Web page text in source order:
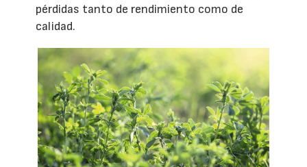
pérdidas tanto de rendimiento como de
calidad.